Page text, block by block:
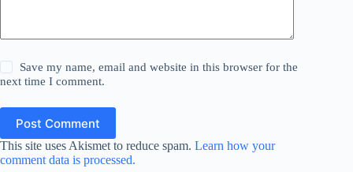
Save my name, email and website in this browser for the
next time I comment.
Post Comment
This site uses Akismet to reduce spam. Learn how your
comment data is processed.